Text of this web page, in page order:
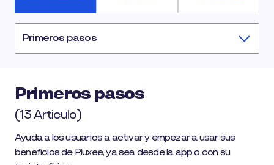
Primeros pasos
Primeros pasos
(13 Articulo)
Ayuda a los usuarios a activar y empezar a usar sus
beneficios de Pluxee, ya sea desde la app o con su